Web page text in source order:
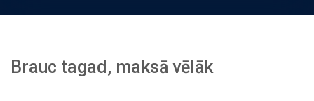
Brauc tagad, maksā vēlāk